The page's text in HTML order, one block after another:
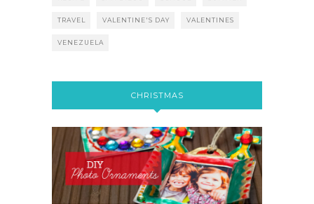
TRAVEL VALENTINE'S DAY VALENTINES
VENEZUELA
CHRISTMAS